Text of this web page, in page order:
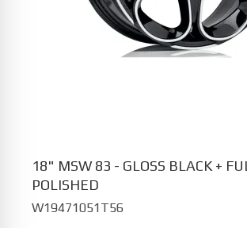
18" MSW 83 - GLOSS BLACK +
POLISHED
W19471051T56